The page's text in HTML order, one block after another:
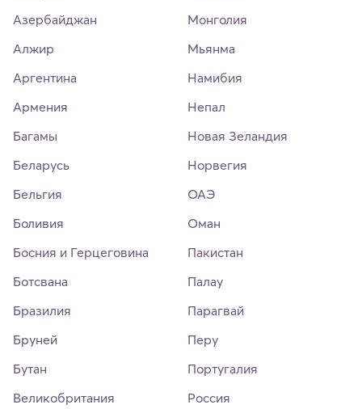
Азербайджан
Алжир
Аргентина
Армения
Багамы
Беларусь
Бельгия
Боливия
Босния и Герцеговина
Ботсвана
Бразилия
Бруней
Бутан
Великобритания
Монголия
Мьянма
Намибия
Непал
Новая Зеландия
Норвегия
ОАЭ
Оман
Пакистан
Палау
Парагвай
Перу
Португалия
Россия